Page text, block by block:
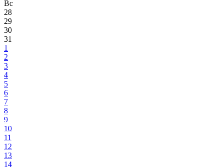
Вс
28
29
30
31
1
2
3
4
5
6
7
8
9
10
11
12
13
14